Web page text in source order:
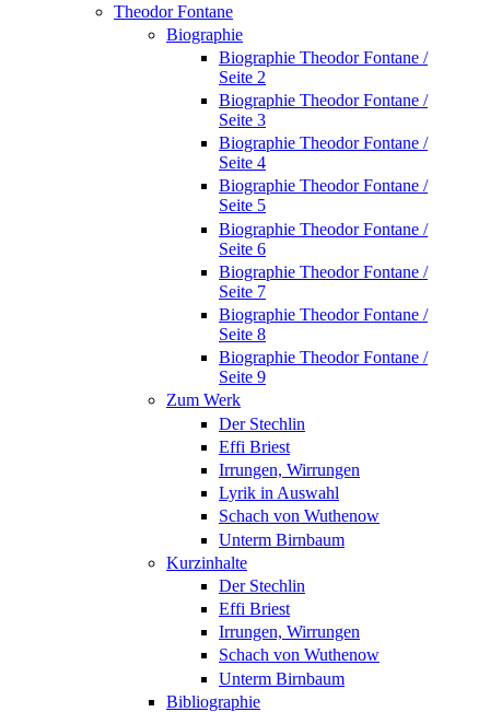
Theodor Fontane
Biographie
Biographie Theodor Fontane /
Seite 2
Biographie Theodor Fontane /
Seite 3
Biographie Theodor Fontane /
Seite 4
Biographie Theodor Fontane /
Seite 5
Biographie Theodor Fontane /
Seite 6
Biographie Theodor Fontane /
Seite 7
Biographie Theodor Fontane /
Seite 8
Biographie Theodor Fontane /
Seite 9
Zum Werk
Der Stechlin
Effi Briest
Irrungen, Wirrungen
Lyrik in Auswahl
Schach von Wuthenow
Unterm Birnbaum
Kurzinhalte
Der Stechlin
Effi Briest
Irrungen, Wirrungen
Schach von Wuthenow
Unterm Birnbaum
Bibliographie